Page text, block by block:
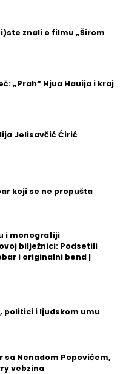
znali o filmu „Širom
„Prah“ Hjua Hauija i kraj
Jelisavčić Ćirić
koji se ne propušta
i monografiji
bilježnici: Podsetili
i originalni bend |
politici i ljudskom umu
sa Nenadom Popovićem,
vebzina